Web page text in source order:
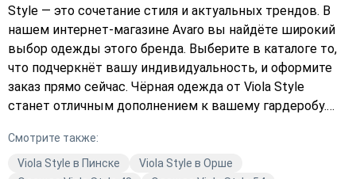
Style — это сочетание стиля и актуальных трендов. В
нашем интернет-магазине Avaro вы найдёте широкий
выбор одежды этого бренда. Выберите в каталоге то,
что подчеркнёт вашу индивидуальность, и оформите
заказ прямо сейчас. Чёрная одежда от Viola Style
станет отличным дополнением к вашему гардеробу.
вас, и добавьте его в корзину. Не упустите
возможность приобрести качественную модную
Смотрите также:
Viola Style в Пинске
Viola Style в Орше